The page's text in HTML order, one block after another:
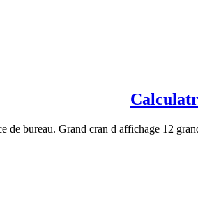
de bureau. Grand cran d affichage 12